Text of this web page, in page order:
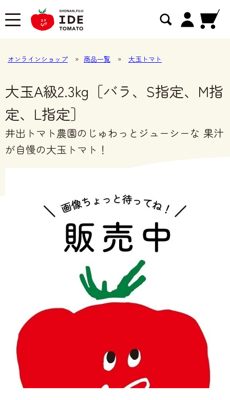
オンラインショップ » 商品一覧 » 大玉トマト
大玉A級2.3kg［バラ、S指定、M指
定、L指定］
井出トマト農園のじゅわっとジューシーな 果汁
が自慢の大玉トマト！